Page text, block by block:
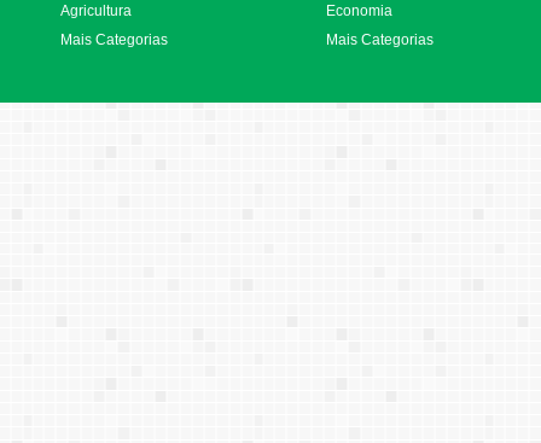
Agricultura
Mais Categorias
Economia
Mais Categorias